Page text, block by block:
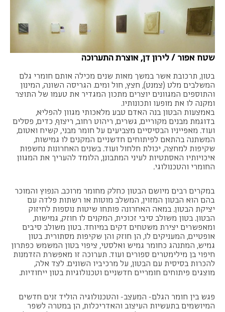
שטח אפור / לירון דן, אוצרת התערוכה
בטון, תרכובת אשר במשך מאות שנים מכילה אותם חומרי גלם
המשלבים מלט (צמנט), חצץ, חול ומים. הגריסה השונה, המינון
והתוספים המגוונים יוצרים מתכון המגדיר את טעמו של התוצר
ומקנה לו את מופעו ותכונותיו.
באמצעות הבטון בנה האדם טבע מלאכותי מגוון להפליא,
בדוגמת מבנים מקוריים, גשרים, ריהוט רחוב, ריצוף, כדים, פסלים
ועוד. מאפייניו הבסיסיים מצביעים על חומר מבני, קשיח ואטום,
המשתנה בהתאם לפיתוחים חדשניים המקנים לו גמישות,
שקיפות למחצה, יכולת חלחול ועוד. בשנים האחרונות נחשפות
איכויותיו האסתטיות לעיני המתבונן, הלומד להעריך את המגוון
החומרי והטכנולוגי.
במקרים רבים מיושם הבטון כחלק מחומר מרוכב. הנפוץ והמוכר
בהם הוא הבטון המזוין, המשלב מוטות או רשתות פלדה עם
יציקת הבטון. במאה האחרונה פותחו שיטות נוספות לחיזוק
הבטון. בטון משולב סיבי זכוכית, המקנים לו חוזק, גמישות,
ומאפשרים יצירת משטחים דקים במיוחד. בטון משולב סיבים
אופטיים, המעניקים לו, הן חוזק והן שקיפות מסתורית. בטון
גמיש, המתנהג כחומר גמיש ואלסטי, ציפוי בטון המשמש כפתרון
חיפוי בן מילימטרים ספורים ועוד. תערוכה זו מאפשרת הזדמנות
להכרות בסיסית עם הבטון, על מרכיביו השונים. לצד אלה,
מוצגים פיתוחים חומריים חדשניים וטכנולוגיות בטון ייחודיות.
פגש בין חומר הגלם- המעצב- והטכנולוגיה הוליד זנים חדשים
המיושמים בתעשיות העיצוב והאדריכלות, הן במטרה לשפר